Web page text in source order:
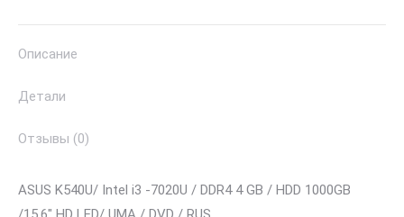
Описание
Детали
Отзывы (0)
ASUS K540U/ Intel i3 -7020U / DDR4 4 GB / HDD 1000GB